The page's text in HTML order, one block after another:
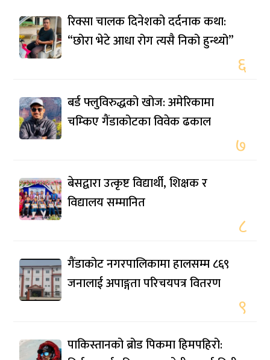
रिक्सा चालक दिनेशको दर्दनाक कथा:
“छोरा भेटे आधा रोग त्यसै निको हुन्थ्यो”
६
बर्ड फ्लुविरुद्धको खोज: अमेरिकामा
चम्किए गैंडाकोटका विवेक ढकाल
७
बेसद्वारा उत्कृष्ट विद्यार्थी, शिक्षक र
विद्यालय सम्मानित
८
गैंडाकोट नगरपालिकामा हालसम्म ८६९
जनालाई अपाङ्गता परिचयपत्र वितरण
९
पाकिस्तानको ब्रोड पिकमा हिमपहिरो: